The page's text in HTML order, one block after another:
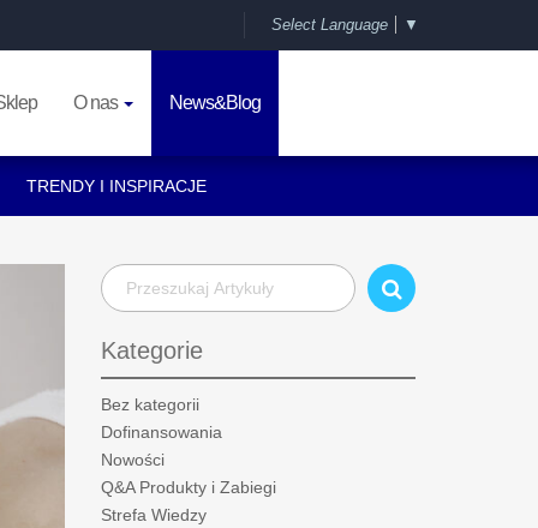
Select Language ▼
O nas News&Blog
TRENDY I INSPIRACJE
Kategorie
Bez kategorii
Dofinansowania
Nowości
Q&A Produkty i Zabiegi
Strefa Wiedzy